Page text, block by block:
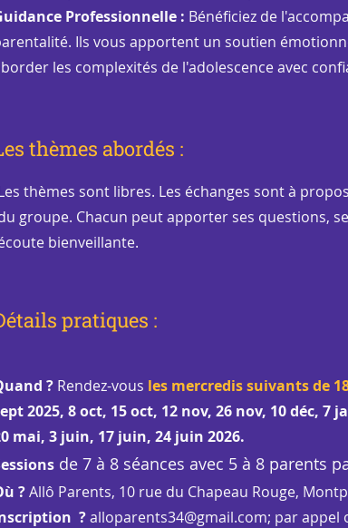
Professionnelle : Bénéficiez de
Ils vous apportent un soutien
les complexités de l'adolescence avec
thèmes abordés :
thèmes sont libres. Les échanges sont à
groupe. Chacun peut apporter ses questions,
bienveillante.
pratiques :
? Rendez-vous les mercredis suivants de
2025, 8 oct, 15 oct, 12 nov, 26 nov, 10 déc, 7
mai, 3 juin, 17 juin, 24 juin 2026.
de 7 à 8 séances avec 5 à 8 parents
?Allô Parents, 10 rue du Chapeau Rouge,
?alloparents34@gmail.com; par appel